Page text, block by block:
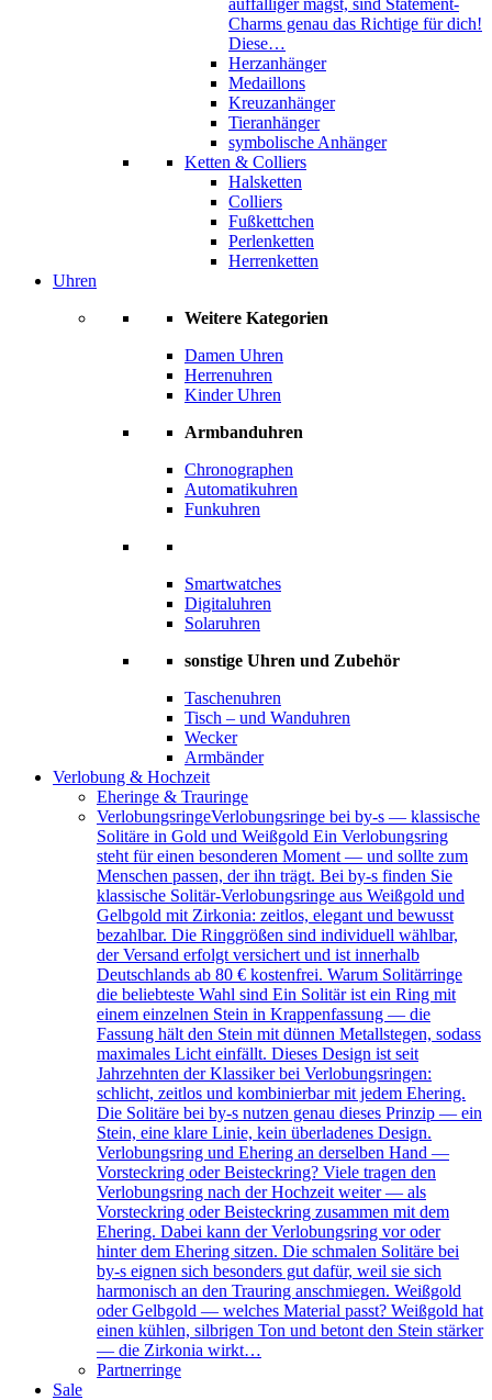
auffälliger magst, sind Statement-
Charms genau das Richtige für dich!
Diese…
Herzanhänger
Medaillons
Kreuzanhänger
Tieranhänger
symbolische Anhänger
Ketten & Colliers
Halsketten
Colliers
Fußkettchen
Perlenketten
Herrenketten
Uhren
Weitere Kategorien
Damen Uhren
Herrenuhren
Kinder Uhren
Armbanduhren
Chronographen
Automatikuhren
Funkuhren
Smartwatches
Digitaluhren
Solaruhren
sonstige Uhren und Zubehör
Taschenuhren
Tisch – und Wanduhren
Wecker
Armbänder
Verlobung & Hochzeit
Eheringe & Trauringe
VerlobungsringeVerlobungsringe bei by-s — klassische
Solitäre in Gold und Weißgold Ein Verlobungsring
steht für einen besonderen Moment — und sollte zum
Menschen passen, der ihn trägt. Bei by-s finden Sie
klassische Solitär-Verlobungsringe aus Weißgold und
Gelbgold mit Zirkonia: zeitlos, elegant und bewusst
bezahlbar. Die Ringgrößen sind individuell wählbar,
der Versand erfolgt versichert und ist innerhalb
Deutschlands ab 80 € kostenfrei. Warum Solitärringe
die beliebteste Wahl sind Ein Solitär ist ein Ring mit
einem einzelnen Stein in Krappenfassung — die
Fassung hält den Stein mit dünnen Metallstegen, sodass
maximales Licht einfällt. Dieses Design ist seit
Jahrzehnten der Klassiker bei Verlobungsringen:
schlicht, zeitlos und kombinierbar mit jedem Ehering.
Die Solitäre bei by-s nutzen genau dieses Prinzip — ein
Stein, eine klare Linie, kein überladenes Design.
Verlobungsring und Ehering an derselben Hand —
Vorsteckring oder Beisteckring? Viele tragen den
Verlobungsring nach der Hochzeit weiter — als
Vorsteckring oder Beisteckring zusammen mit dem
Ehering. Dabei kann der Verlobungsring vor oder
hinter dem Ehering sitzen. Die schmalen Solitäre bei
by-s eignen sich besonders gut dafür, weil sie sich
harmonisch an den Trauring anschmiegen. Weißgold
oder Gelbgold — welches Material passt? Weißgold hat
einen kühlen, silbrigen Ton und betont den Stein stärker
— die Zirkonia wirkt…
Partnerringe
Sale